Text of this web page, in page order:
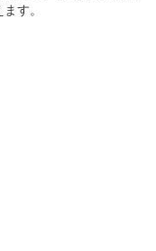
す。